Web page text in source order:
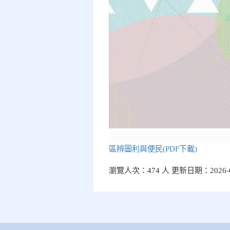
區辨圖利與便民(PDF下載)
瀏覽人次：474 人 更新日期：